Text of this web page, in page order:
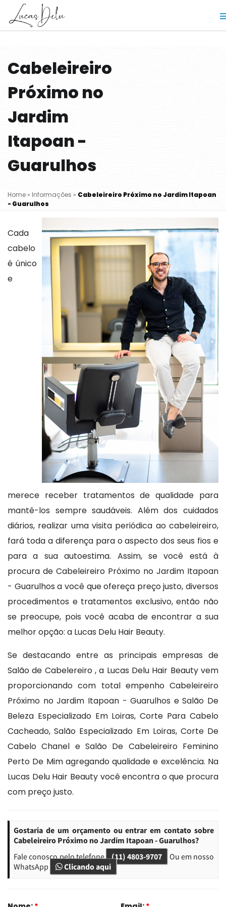
Cabeleireiro
Próximo no
Jardim
Itapoan -
Guarulhos
Home » Informações » Cabeleireiro Próximo no Jardim Itapoan
- Guarulhos
Cada
cabelo
é único
e
merece receber tratamentos de qualidade para
mantê-los sempre saudáveis. Além dos cuidados
diários, realizar uma visita periódica ao cabeleireiro,
fará toda a diferença para o aspecto dos seus fios e
para a sua autoestima. Assim, se você está à
procura de Cabeleireiro Próximo no Jardim Itapoan
- Guarulhos a você que ofereça preço justo, diversos
procedimentos e tratamentos exclusivo, então não
se preocupe, pois você acaba de encontrar a sua
melhor opção: a Lucas Delu Hair Beauty.
Se destacando entre as principais empresas de
Salão de Cabelereiro , a Lucas Delu Hair Beauty vem
proporcionando com total empenho Cabeleireiro
Próximo no Jardim Itapoan - Guarulhos e Salão De
Beleza Especializado Em Loiras, Corte Para Cabelo
Cacheado, Salão Especializado Em Loiras, Corte De
Cabelo Chanel e Salão De Cabeleireiro Feminino
Perto De Mim agregando qualidade e excelência. Na
Lucas Delu Hair Beauty você encontra o que procura
com preço justo.
Gostaria de um orçamento ou entrar em contato sobre
Cabeleireiro Próximo no Jardim Itapoan - Guarulhos?
Fale conosco pelo telefone (11) 4803-9707
Ou em nosso
WhatsApp
Clicando aqui